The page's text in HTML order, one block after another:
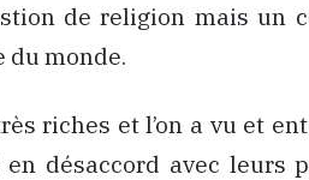
de religion mais un
du monde.
riches et l’on a vu et
désaccord avec leurs